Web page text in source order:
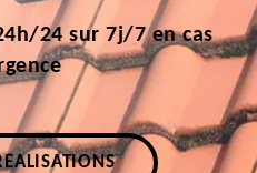
24 sur 7j/7 en cas